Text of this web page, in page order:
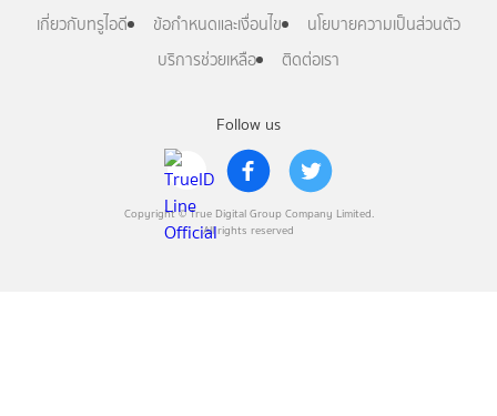
Follow us
Copyright © True Digital Group Company Limited.
All rights reserved
เกี่ยวกับทรูไอดี ข้อกำหนดและเงื่อนไข
นโยบายความเป็นส่วนตัว
บริการช่วยเหลือ
ติดต่อเรา